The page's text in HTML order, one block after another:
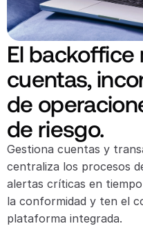
El backoffice
cuentas,
de
de riesgo.
Gestiona cuentas y
centraliza los procesos
alertas críticas en
la conformidad y ten el
plataforma integrada.